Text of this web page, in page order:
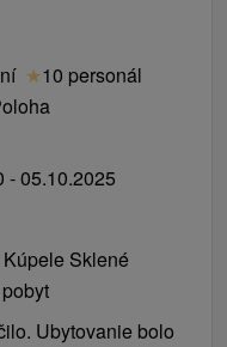
★10 personál
- 05.10.2025
Sklené
Ubytovanie bolo